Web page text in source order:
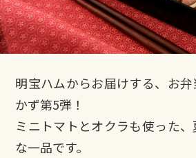
明宝ハムからお届けする、お
かず第5弾！
ミニトマトとオクラも使った
な一品です。